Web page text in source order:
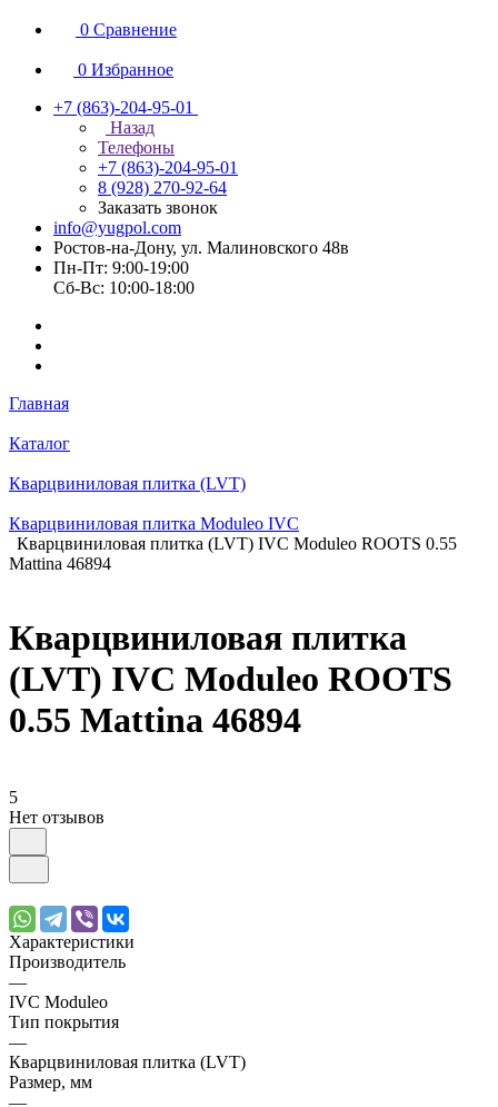
0 Сравнение
0 Избранное
+7 (863)-204-95-01
Назад
Телефоны
+7 (863)-204-95-01
8 (928) 270-92-64
Заказать звонок
info@yugpol.com
Ростов-на-Дону, ул. Малиновского 48в
Пн-Пт: 9:00-19:00
Cб-Вс: 10:00-18:00
Главная
Каталог
Кварцвиниловая плитка (LVT)
Кварцвиниловая плитка Moduleo IVC
Кварцвиниловая плитка (LVT) IVC Moduleo ROOTS 0.55
Mattina 46894
Кварцвиниловая плитка
(LVT) IVC Moduleo ROOTS
0.55 Mattina 46894
5
Нет отзывов
Характеристики
Производитель
—
IVС Moduleo
Тип покрытия
—
Кварцвиниловая плитка (LVT)
Размер, мм
—